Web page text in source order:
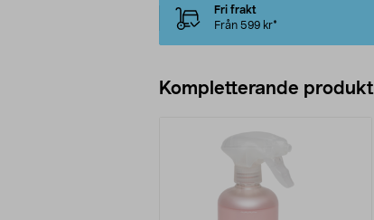
Fri frakt
Från 599 kr*
Kompletterande